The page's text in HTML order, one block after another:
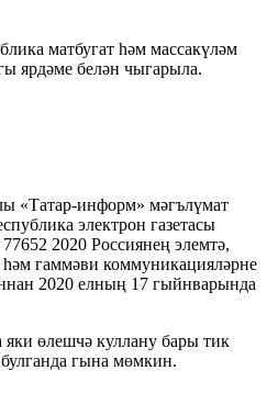
матбугат һәм массакүләм
ярдәме белән чыгарыла.
информ» мәгълүмат
электрон газетасы
2020 Россиянең элемтә,
һәм гаммәви коммуникацияләрне
2020 елның 17 гыйнварында
өлешчә куллану бары тик
гына мөмкин.